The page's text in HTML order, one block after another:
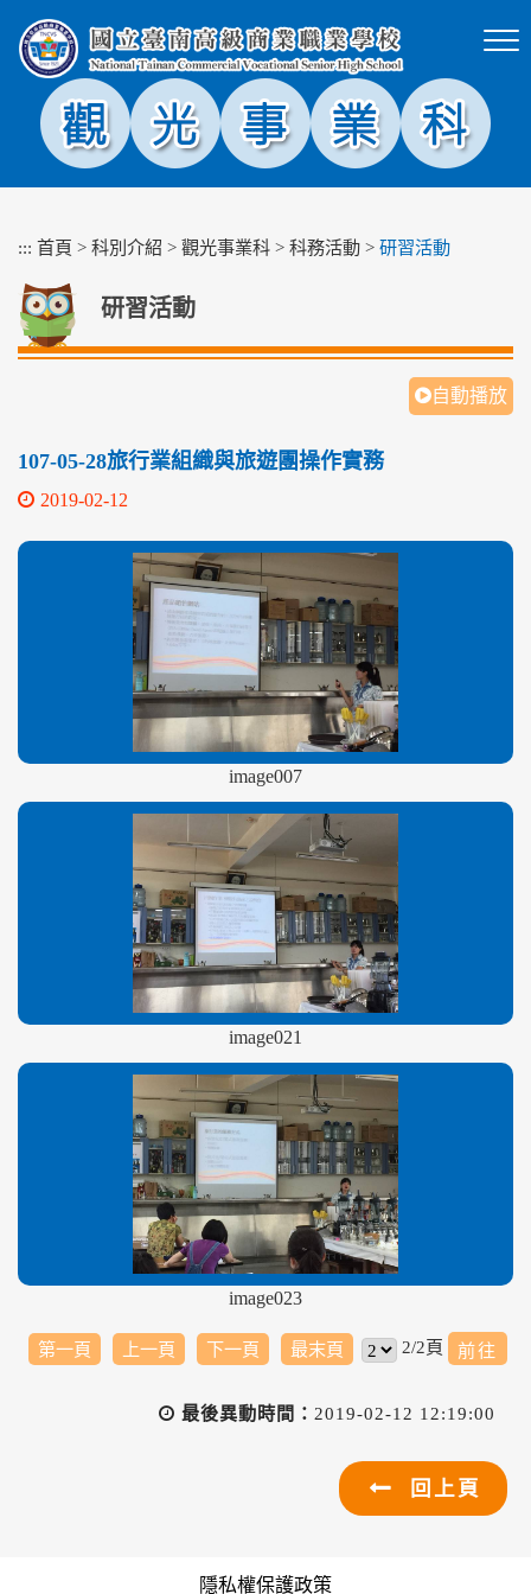
塊
::: 首頁 > 科別介紹 > 觀光事業科 > 科務活動 > 研習活動
研習活動
自動播放
107-05-28旅行業組織與旅遊團操作實務
2019-02-12
image007
image021
image023
第一頁 上一頁 下一頁 最末頁 2/2頁
最後異動時間： 2019-02-12 12:19:00
回上頁
隱私權保護政策